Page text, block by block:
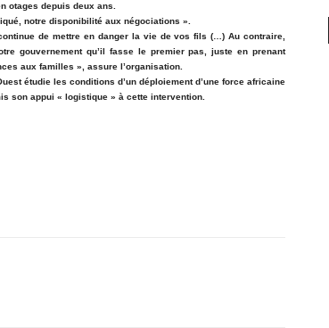
otages depuis deux ans.
notre disponibilité aux négociations ».
de mettre en danger la vie de vos fils (…) Au contraire,
gouvernement qu’il fasse le premier pas, juste en prenant
aux familles », assure l’organisation.
étudie les conditions d’un déploiement d’une force africaine
son appui « logistique » à cette intervention.